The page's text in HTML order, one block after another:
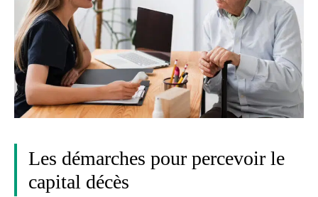
Les démarches pour percevoir le
capital décès